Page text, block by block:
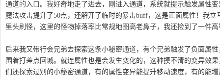
通道的入口。我好奇地走了进去，刚进入通道，系统就提示触发属性
魔法攻击提升了50点，还解开了临时的暴击buff，这是正面属性！我
里头刷怪，这里的怪物掉落率比常规地图高老鼻子，我还捡到了一件
后来我又带行会兄弟去探索这条小秘密通道，有个兄弟触发了负面属
围着打差点回城。就连属性也是会发生变化的，这种摸不清的变异效
们还探索过别的小秘密通道，有的属性变异能提升移动速度，有的能